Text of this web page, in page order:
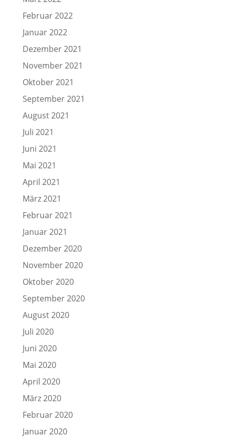
Februar 2022
Januar 2022
Dezember 2021
November 2021
Oktober 2021
September 2021
August 2021
Juli 2021
Juni 2021
Mai 2021
April 2021
März 2021
Februar 2021
Januar 2021
Dezember 2020
November 2020
Oktober 2020
September 2020
August 2020
Juli 2020
Juni 2020
Mai 2020
April 2020
März 2020
Februar 2020
Januar 2020